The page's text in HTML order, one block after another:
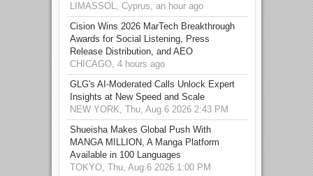
LIMASSOL, Cyprus, an hour ago
Cision Wins 2026 MarTech Breakthrough
Awards for Social Listening, Press
Release Distribution, and AEO
CHICAGO, 4 hours ago
GLG's AI-Moderated Calls Unlock Expert
Insights at New Speed and Scale
NEW YORK, Thu, Aug 6 2026 2:43 PM
Shueisha Makes Global Push With
MANGA MILLION, A Manga Platform
Available in 100 Languages
TOKYO, Thu, Aug 6 2026 1:00 PM